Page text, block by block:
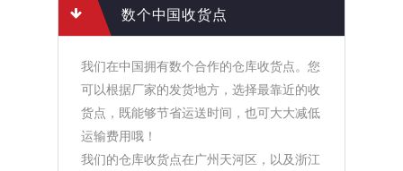
数个中国收货点
我们在中国拥有数个合作的仓库收货点。您
可以根据厂家的发货地方，选择最靠近的收
货点，既能够节省运送时间，也可大大减低
运输费用哦！
我们的仓库收货点在广州天河区，以及浙江